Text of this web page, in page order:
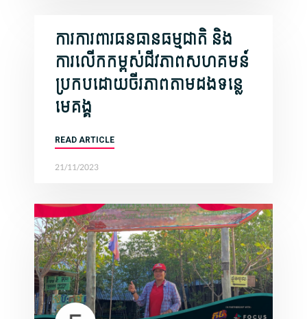
ការការពារធនធានធម្មជាតិ និង
ការលើកកម្ពស់ជីវភាពសហគមន៍
ប្រកបដោយចីរភាពតាមដងទន្លេ
មេគង្គ
READ ARTICLE
21/11/2023